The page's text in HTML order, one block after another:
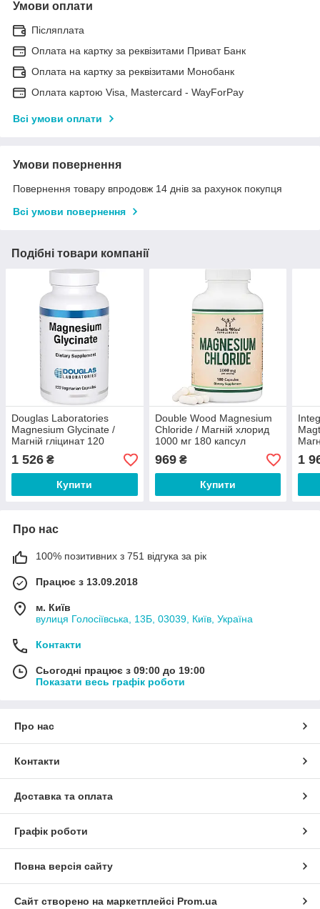
Умови оплати
Післяплата
Оплата на картку за реквізитами Приват Банк
Оплата на картку за реквізитами Монобанк
Оплата картою Visa, Mastercard - WayForPay
Всі умови оплати
Умови повернення
Повернення товару впродовж 14 днів за рахунок покупця
Всі умови повернення
Подібні товари компанії
Douglas Laboratories
Magnesium Glycinate /
Магній гліцинат 120
капсул
1 526 ₴
Купити
Double Wood Magnesium
Chloride / Магній хлорид
1000 мг 180 капсул
969₴
Купити
1
Про нас
100% позитивних з 751 відгука за рік
Працює з 13.09.2018
м. Київ
вулиця Голосіївська, 13Б, 03039, Київ, Україна
Контакти
Сьогодні працює з 09:00 до 19:00
Показати весь графік роботи
Про нас
Контакти
Доставка та оплата
Графік роботи
Повна версія сайту
Сайт створено на маркетплейсі Prom.ua